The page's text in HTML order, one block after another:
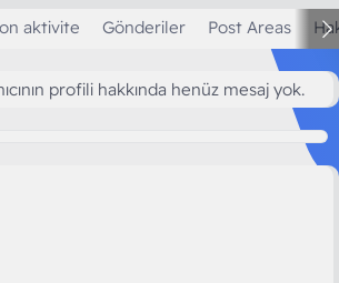
aktivite Gönderiler Post Areas
profili hakkında henüz mesaj yok.